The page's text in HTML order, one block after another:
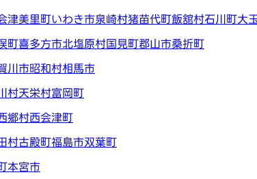
津美里町いわき市泉崎村猪苗代町飯舘村石川町大
町喜多方市北塩原村国見町郡山市桑折町
川市昭和村相馬市
村天栄村富岡町
郷村西会津町
村古殿町福島市双葉町
本宮市